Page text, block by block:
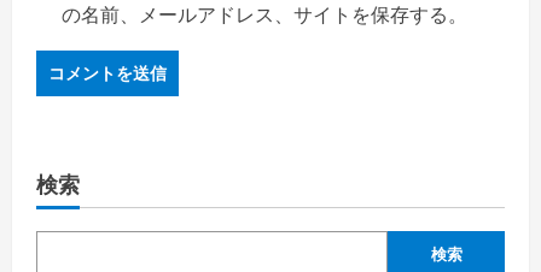
の名前、メールアドレス、サイトを保存する。
検索
検索